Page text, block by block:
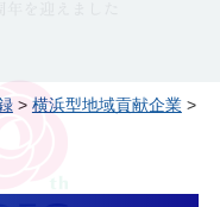
> 横浜型地域貢献企業>